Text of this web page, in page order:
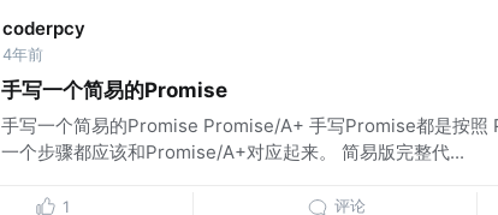
coderpcy
4年前
手写一个简易的Promise
手写一个简易的Promise Promise/A+ 手写Promise都是按照
一个步骤都应该和Promise/A+对应起来。 简易版完整代...
1 评论